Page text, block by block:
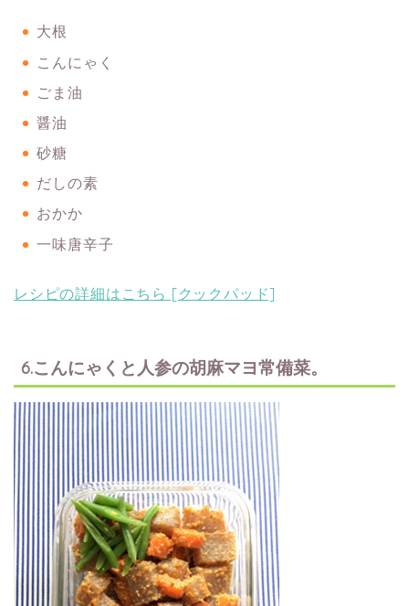
大根
こんにゃく
ごま油
醤油
砂糖
だしの素
おかか
一味唐辛子
レシピの詳細はこちら [クックパッド]
6.こんにゃくと人参の胡麻マヨ常備菜。